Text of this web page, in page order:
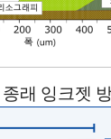
래 잉크젯